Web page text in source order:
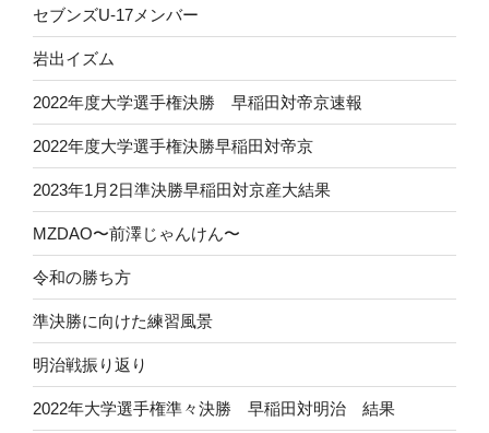
セブンズU-17メンバー
岩出イズム
2022年度大学選手権決勝 早稲田対帝京速報
2022年度大学選手権決勝早稲田対帝京
2023年1月2日準決勝早稲田対京産大結果
MZDAO〜前澤じゃんけん〜
令和の勝ち方
準決勝に向けた練習風景
明治戦振り返り
2022年大学選手権準々決勝 早稲田対明治 結果